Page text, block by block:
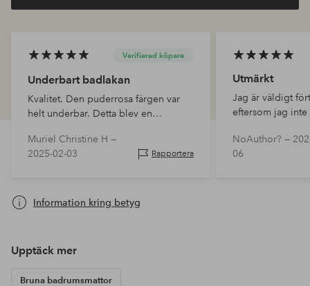
Verifierad köpare
Underbart badlakan
Kvalitet. Den puderrosa färgen var
helt underbar. Detta blev en
badrum med vita kakelplattor, där
dörrlisterna är målade i grått. Passade
Muriel Christine H —
2025-02-03
Rapportera
Utmärkt
Jag är väldigt
eftersom jag
NoAuthor? —
06
Information kring betyg
Upptäck mer
Bruna badrumsmattor